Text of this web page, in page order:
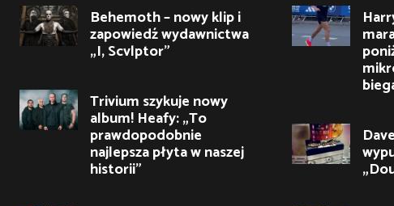
Behemoth – nowy klip i
zapowiedź wydawnictwa
„I, Scvlptor”
Trivium szykuje nowy
album! Heafy: „To
prawdopodobnie
najlepsza płyta w naszej
historii”